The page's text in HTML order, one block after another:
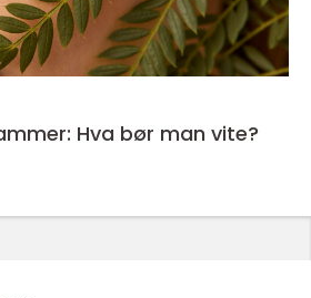
Hva bør man vite?